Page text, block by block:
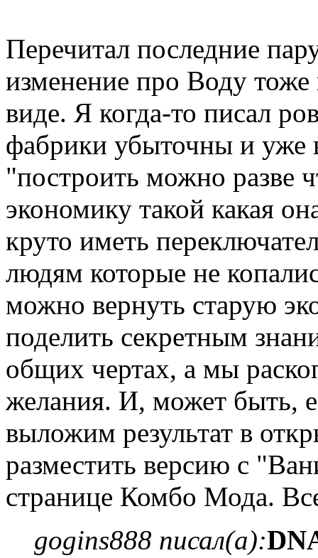
Перечитал последние
изменение про Воду
виде. Я когда-то писал
фабрики убыточны и уже
"построить можно разве
экономику такой какая
круто иметь
людям которые не
можно вернуть старую
поделить секретным
общих чертах, а мы
желания. И, может быть,
выложим результат в
разместить версию с
странице Комбо Мода.
gogins888 писал(а):